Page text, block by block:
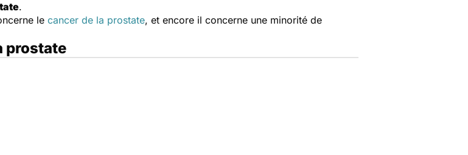
.
le cancer de la prostate, et encore il concerne une minorité de
prostate